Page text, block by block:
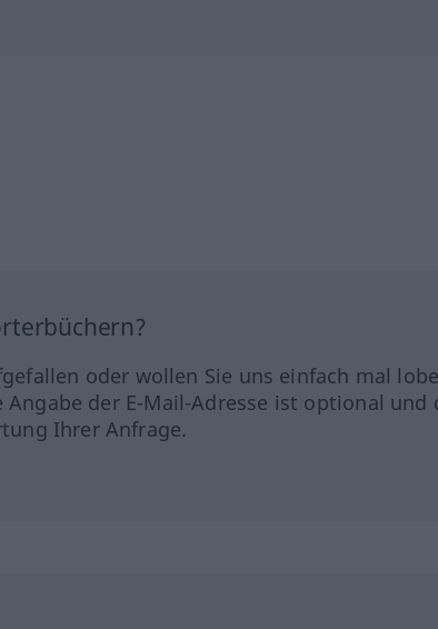
oder wollen Sie uns einfach mal
der E-Mail-Adresse ist optional und
Ihrer Anfrage.